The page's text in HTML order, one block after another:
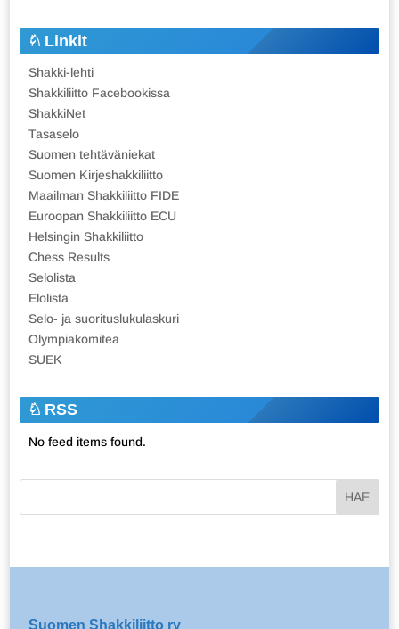
Linkit
Shakki-lehti
Shakkiliitto Facebookissa
ShakkiNet
Tasaselo
Suomen tehtäväniekat
Suomen Kirjeshakkiliitto
Maailman Shakkiliitto FIDE
Euroopan Shakkiliitto ECU
Helsingin Shakkiliitto
Chess Results
Selolista
Elolista
Selo- ja suorituslukulaskuri
Olympiakomitea
SUEK
RSS
No feed items found.
Suomen Shakkiliitto ry